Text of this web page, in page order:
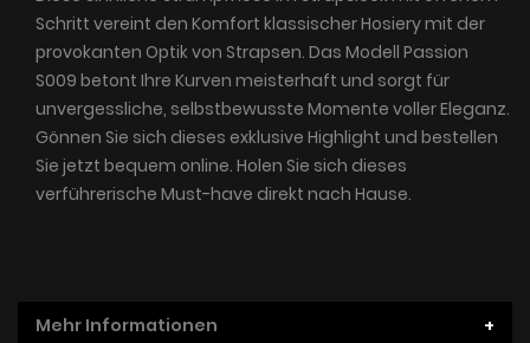
Schritt vereint den Komfort klassischer Hosiery mit der
provokanten Optik von Strapsen. Das Modell Passion
S009 betont Ihre Kurven meisterhaft und sorgt für
unvergessliche, selbstbewusste Momente voller Eleganz.
Gönnen Sie sich dieses exklusive Highlight und bestellen
Sie jetzt bequem online. Holen Sie sich dieses
verführerische Must-have direkt nach Hause.
Mehr Informationen